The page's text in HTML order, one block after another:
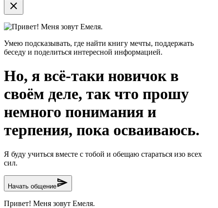
close
Привет! Меня зовут Емеля.
Умею подсказывать, где найти книгу мечты, поддержать
беседу и поделиться интересной информацией.
Но, я всё-таки новичок в
своём деле, так что прошу
немного понимания и
терпения, пока осваиваюсь.
Я буду учиться вместе с тобой и обещаю стараться изо всех
сил.
Начать общениеsend
Привет! Меня зовут Емеля.